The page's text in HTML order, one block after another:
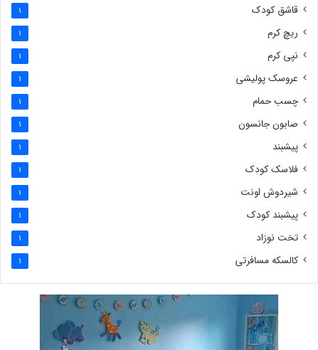
قاشق کودک 1
ریچ کرم 1
نپی کرم 1
عروسک پولیشی 1
چسب حمام 1
صابون جانسون 1
پیشبند 1
فلاسک کودک 1
شیردوش اونت 1
پیشبند کودک 1
تخت نوزاد 1
کالسکه مسافرتی 1